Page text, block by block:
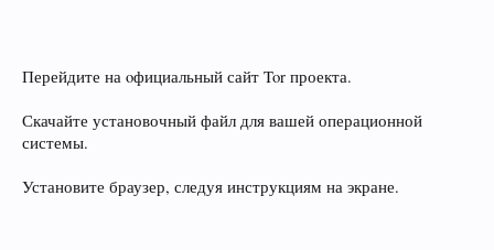
Перейдите на oфициальный сайт Tor проекта.
Скачайте установочный файл для вашей операционной
системы.
Установите браузер, следуя инструкциям на экране.